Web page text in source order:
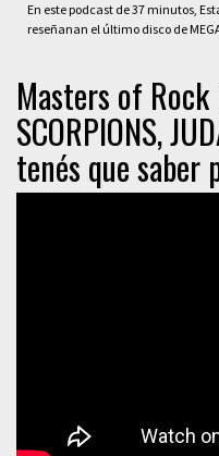
En este podcast de 37 minutos,
reseñanan el último disco de
Masters of Rock
SCORPIONS,
tenés que saber